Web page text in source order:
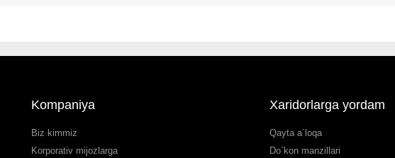
Kompaniya
Biz kimmiz
Korporativ mijozlarga
Xaridorlarga yordam
Qayta a`loqa
Do`kon manzillari